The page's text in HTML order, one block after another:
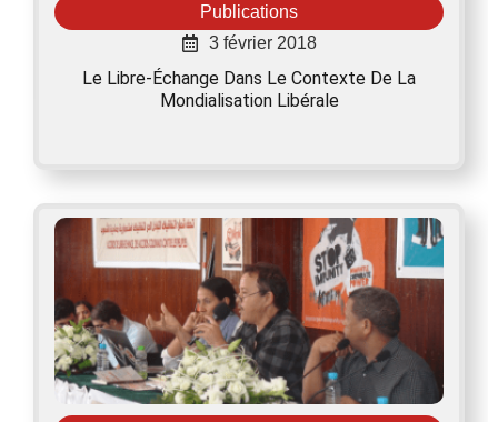
Publications
3 février 2018
Le Libre-Échange Dans Le Contexte De La
Mondialisation Libérale